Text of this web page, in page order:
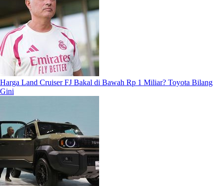
Harga Land Cruiser FJ Bakal di Bawah Rp 1 Miliar? Toyota Bilang
Gini